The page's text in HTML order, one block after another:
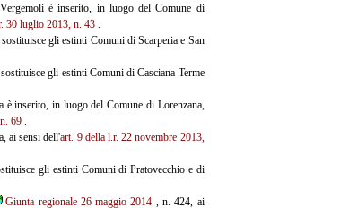
è inserito, in luogo del Comune di
30 luglio 2013, n. 43.
gli estinti Comuni di Scarperia e San
gli estinti Comuni di Casciana Terme
è inserito, in luogo del Comune di Lorenzana,
69.
ai sensi dell'art. 9 della l.r. 22 novembre 2013,
gli estinti Comuni di Pratovecchio e di
Giunta regionale 26 maggio 2014 , n. 424, ai